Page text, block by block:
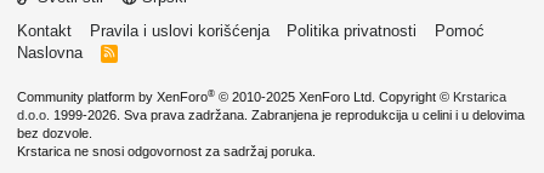
Kontakt
Pravila i uslovi korišćenja Politika privatnosti
Pomoć
Naslovna
R
Community platform by XenForo® © 2010-2025 XenForo Ltd. Copyright © Krstarica
d.o.o. 1999-2026. Sva prava zadržana. Zabranjena je reprodukcija u celini i u delovima
bez dozvole.
Krstarica ne snosi odgovornost za sadržaj poruka.